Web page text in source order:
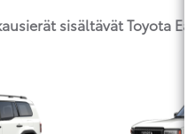
sisältävät Toyota